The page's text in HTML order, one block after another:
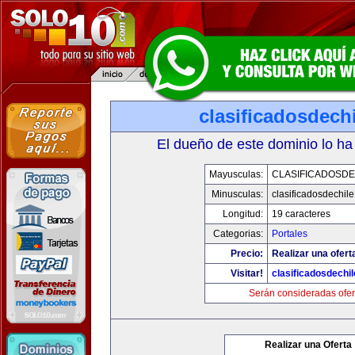
El dueño de este dominio lo
Mayusculas:
Minusculas:
Longitud:
19 caracteres
Categorias:
Portales
Precio:
Realizar una
Visitar!
Serán consideradas
Realizar una Oferta